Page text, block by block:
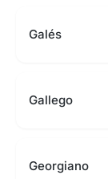
Galés
Gallego
Georgiano